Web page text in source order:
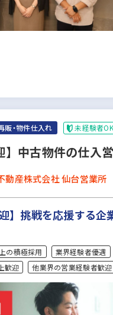
販・物件仕入れ 未経験者OK
】中古物件の仕
動産株式会社 仙台営業所
】挑戦を応援する企
の積極採用
業界経験者優遇
歓迎
他業界の営業経験者歓迎